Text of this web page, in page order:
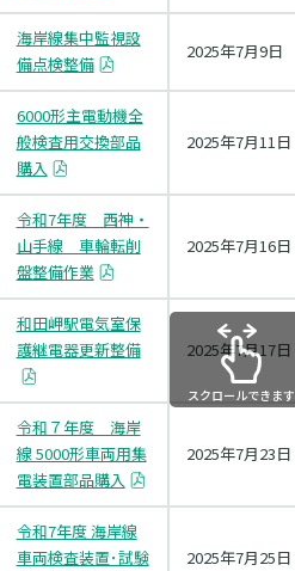
海岸線集中監視設
備点検整備
2025年7月9日
6000形主電動機全
般検査用交換部品
購入
2025年7月11日
令和7年度 西神・
山手線 車輪転削
盤整備作業
2025年7月16日
和田岬駅電気室保
護継電器更新整備
2025年7月17日
令和７年度 海岸
線 5000形車両用集
電装置部品購入
2025年7月23日
令和7年度 海岸線
車両検査装置･試験
2025年7月25日
スクロールできます